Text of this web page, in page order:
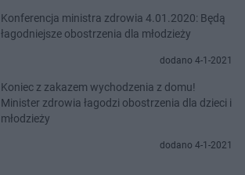
Konferencja ministra zdrowia 4.01.2020: Będą
łagodniejsze obostrzenia dla młodzieży
dodano 4-1-2021
Koniec z zakazem wychodzenia z domu!
Minister zdrowia łagodzi obostrzenia dla dzieci i
młodzieży
dodano 4-1-2021